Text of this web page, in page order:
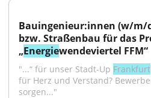
Bauingenieur:innen (w/
bzw. Straßenbau für das
„Energiewendeviertel FFM“
"...“ für unser Stadt-Up Frankfurt
für Herz und Verstand?
sorgen..."